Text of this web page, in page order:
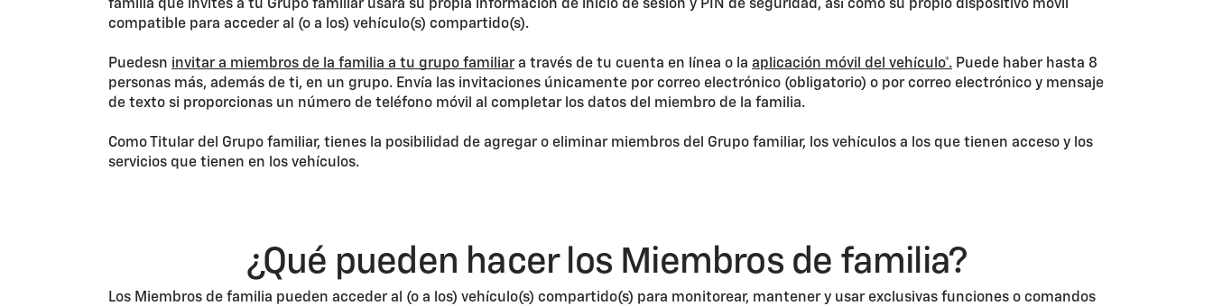
familia que invites a tu Grupo familiar usará su propia información de inicio de sesión y PIN de seguridad, así como su propio dispositivo móvil
compatible para acceder al (o a los) vehículo(s) compartido(s).
Puedesn invitar a miembros de la familia a tu grupo familiara través de tu cuenta en línea o la aplicación móvil del vehículo*. Puede haber hasta 8
personas más, además de ti, en un grupo. Envía las invitaciones únicamente por correo electrónico (obligatorio) o por correo electrónico y mensaje
de texto si proporcionas un número de teléfono móvil al completar los datos del miembro de la familia.
Como Titular del Grupo familiar, tienes la posibilidad de agregar o eliminar miembros del Grupo familiar, los vehículos a los que tienen acceso y los
servicios que tienen en los vehículos.
¿Qué pueden hacer los Miembros de familia?
Los Miembros de familia pueden acceder al (o a los) vehículo(s) compartido(s) para monitorear, mantener y usar exclusivas funciones o comandos